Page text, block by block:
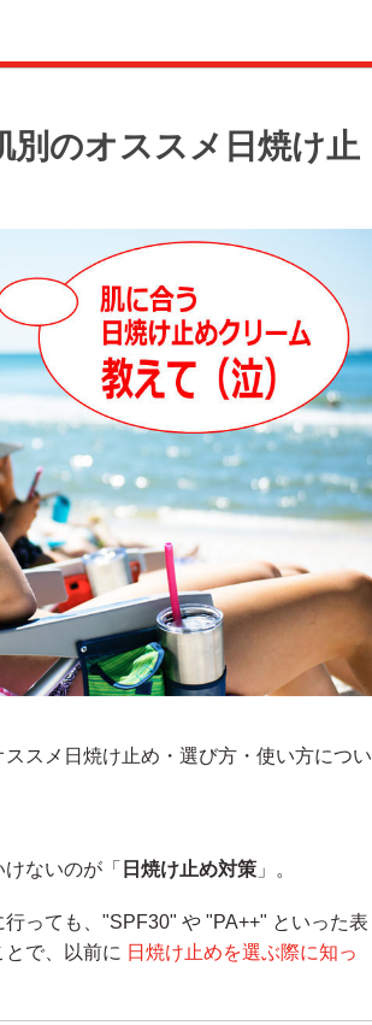
別のオススメ日焼け止
スメ日焼け止め・選び方・使い方につい
ないのが「 日焼け止め対策」。
っても、"SPF30" や "PA++" といった表
で、以前に 日焼け止めを選ぶ際に知っ